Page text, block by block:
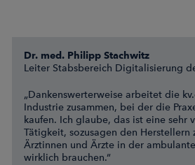
Dr. med. Philipp Stachwitz
Leiter Stabsbereich Digitalisierung
„Dankenswerterweise arbeitet die
Industrie zusammen, bei der die
kaufen. Ich glaube, das ist eine sehr
Tätigkeit, sozusagen den Herstellern
Ärztinnen und Ärzte in der
wirklich brauchen.“